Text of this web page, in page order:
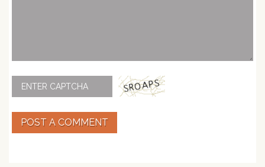
POST A COMMENT